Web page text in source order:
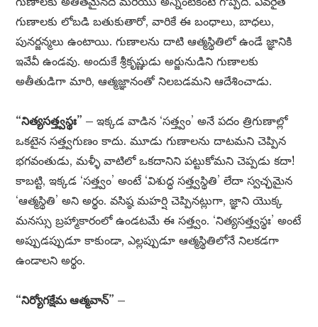
గుణాలకు లోబడి బతుకుతారో, వారికే ఈ బంధాలు, బాధలు,
పునర్జన్మలు ఉంటాయి. గుణాలను దాటి ఆత్మస్థితిలో ఉండే జ్ఞానికి
ఇవేవీ ఉండవు. అందుకే శ్రీకృష్ణుడు అర్జునుడిని గుణాలకు
అతీతుడిగా మారి, ఆత్మజ్ఞానంతో నిలబడమని ఆదేశించాడు.
“నిత్యసత్త్వస్థః” –ఇక్కడ వాడిన ‘సత్త్వం’ అనే పదం త్రిగుణాల్లో
ఒకటైన సత్త్వగుణం కాదు. మూడు గుణాలను దాటమని చెప్పిన
భగవంతుడు, మళ్ళీ వాటిలో ఒకదానిని పట్టుకోమని చెప్పడు కదా!
కాబట్టి, ఇక్కడ ‘సత్త్వం’ అంటే ‘విశుద్ధ సత్త్వస్థితి’ లేదా స్వచ్ఛమైన
‘ఆత్మస్థితి’ అని అర్థం. వసిష్ఠ మహర్షి చెప్పినట్లుగా, జ్ఞాని యొక్క
మనస్సు బ్రహ్మాకారంలో ఉండటమే ఈ సత్త్వం. ‘నిత్యసత్త్వస్థః’ అంటే
అప్పుడప్పుడూ కాకుండా, ఎల్లప్పుడూ ఆత్మస్థితిలోనే నిలకడగా
ఉండాలని అర్థం.
“నిర్యోగక్షేమ ఆత్మవాన్” –